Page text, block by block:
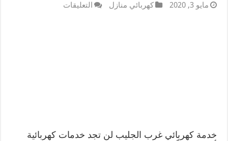
مايو 3, 2020 كهربائي منازل التعليقات
خدمة كهربائي غرب الجليب لن تجد خدمات كهربائية